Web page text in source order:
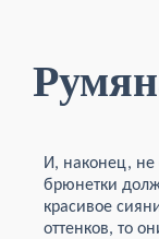
И, наконец, не
брюнетки
красивое
оттенков, то